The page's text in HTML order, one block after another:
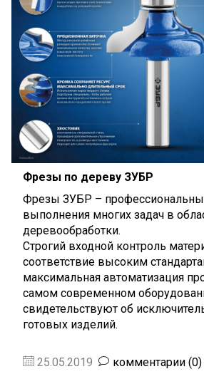
Фрезы по дереву ЗУБР
Фрезы ЗУБР –
выполнения многих задач в
деревообработки.
Строгий входной контроль
соответствие высоким
максимальная автоматизация
самом современном
свидетельствуют об
готовых изделий.
25.05.2019 комментарии (0)